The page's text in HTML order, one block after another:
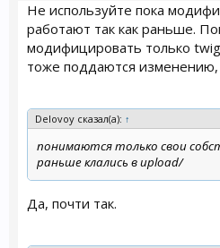
Не используйте пока
работают так как раньше.
модифицировать только
тоже поддаются изменению,
Delovoy сказал(а): ↑
понимаются только свои
раньше клались в upload/
Да, почти так.